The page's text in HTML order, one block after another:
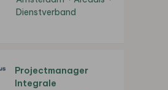
Dienstverband
Projectmanager
Integrale